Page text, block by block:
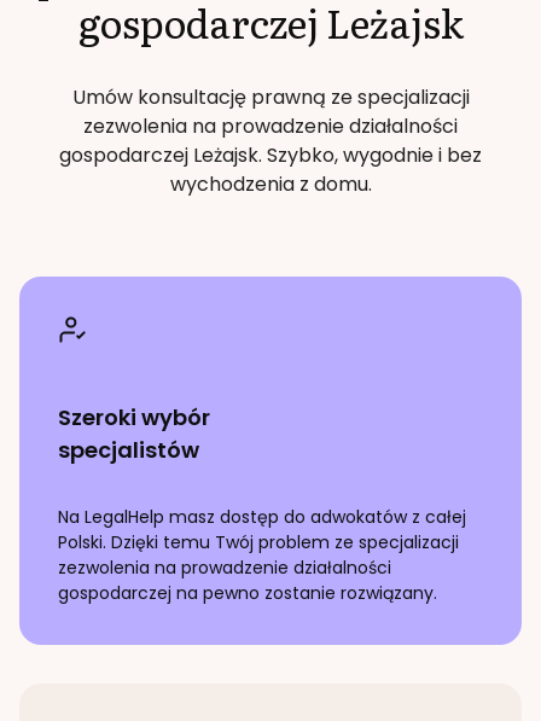
gospodarczej Leżajsk
Umów konsultację prawną ze specjalizacji
zezwolenia na prowadzenie działalności
gospodarczej Leżajsk. Szybko, wygodnie i bez
wychodzenia z domu.
Szeroki wybór
specjalistów
Na LegalHelp masz dostęp do adwokatów z całej
Polski. Dzięki temu Twój problem ze specjalizacji
zezwolenia na prowadzenie działalności
gospodarczej na pewno zostanie rozwiązany.